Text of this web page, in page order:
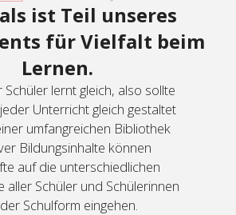
ist Teil unseres
für Vielfalt beim
Lernen.
Schüler lernt gleich, also sollte
Unterricht gleich gestaltet
umfangreichen Bibliothek
Bildungsinhalte können
auf die unterschiedlichen
aller Schüler und Schülerinnen
Schulform eingehen.